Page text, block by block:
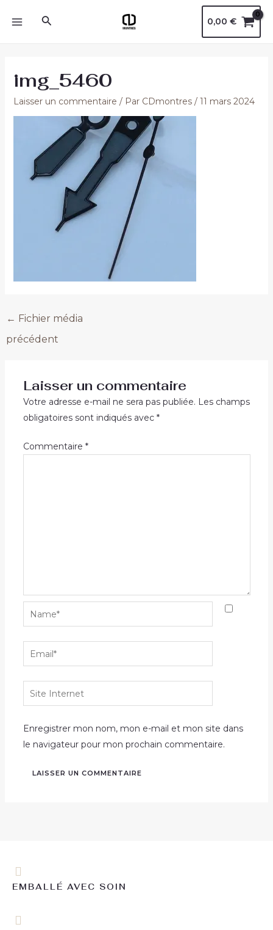
Rechercher 0,00€
img_5460
Laisser un commentaire / Par CDmontres / 11 mars 2024
des
← Fichier média
précédent
Laisser un commentaire
Votre adresse e-mail ne sera pas publiée. Les champs
obligatoires sont indiqués avec *
Commentaire *
Name*
Email*
Site
Internet
Enregistrer mon nom, mon e-mail et mon site dans
le navigateur pour mon prochain commentaire.
EMBALLÉ AVEC SOIN